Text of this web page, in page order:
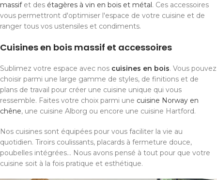
massifet des étagères à vin en bois et métal. Ces accessoires
vous permettront d'optimiser l'espace de votre cuisine et de
ranger tous vos ustensiles et condiments.
Cuisines en bois massif et accessoires
Sublimez votre espace avec nos cuisines en bois. Vous pouvez
choisir parmi une large gamme de styles, de finitions et de
plans de travail pour créer une cuisine unique qui vous
ressemble. Faites votre choix parmi une cuisine Norway en
chêne, une cuisine Alborg ou encore une cuisine Hartford.
Nos cuisines sont équipées pour vous faciliter la vie au
quotidien. Tiroirs coulissants, placards à fermeture douce,
poubelles intégrées... Nous avons pensé à tout pour que votre
cuisine soit à la fois pratique et esthétique.